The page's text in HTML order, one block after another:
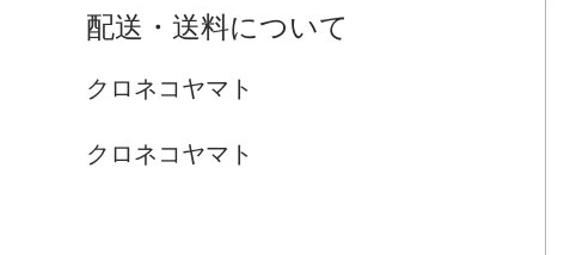
配送・送料について
クロネコヤマト
クロネコヤマト